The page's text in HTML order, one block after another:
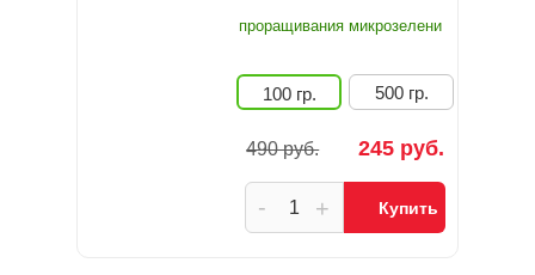
проращивания микрозелени
100 гр. 500 гр.
490 руб. 245 руб.
+
- Купить